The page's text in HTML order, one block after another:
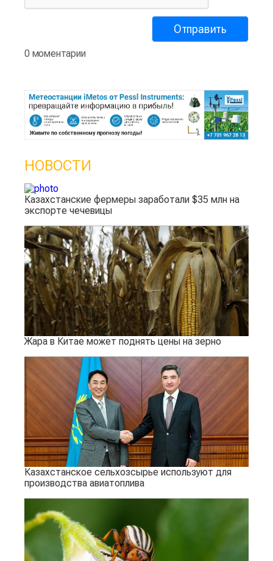
0 моментарии
НОВОСТИ
Казахстанские фермеры заработали $35 млн на
экспорте чечевицы
Жара в Китае может поднять цены на зерно
Казахстанское сельхозсырье используют для
производства авиатоплива